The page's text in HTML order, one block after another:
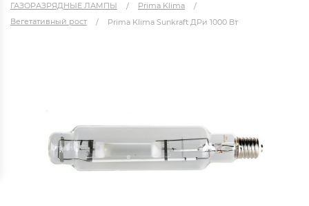
ГАЗОРАЗРЯДНЫЕ ЛАМПЫ
Prima Klima
Вегетативный рост
Prima Klima Sunkraft ДРи 1000 Вт